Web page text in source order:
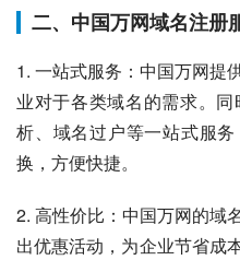
二、中国万网域名注册
1. 一站式服务：中国万网提
业对于各类域名的需求。
析、域名过户等一站式服
换，方便快捷。
2. 高性价比：中国万网的域
出优惠活动，为企业节省成